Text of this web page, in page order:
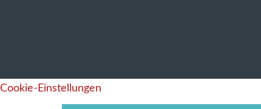
Cookie-Einstellungen